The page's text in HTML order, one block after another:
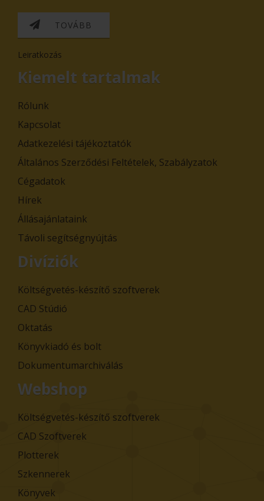
TOVÁBB
Leiratkozás
Kiemelt tartalmak
Rólunk
Kapcsolat
Adatkezelési tájékoztatók
Általános Szerződési Feltételek, Szabályzatok
Cégadatok
Hírek
Állásajánlataink
Távoli segítségnyújtás
Divíziók
Költségvetés-készítő szoftverek
CAD Stúdió
Oktatás
Könyvkiadó és bolt
Dokumentumarchiválás
Webshop
Költségvetés-készítő szoftverek
CAD Szoftverek
Plotterek
Szkennerek
Könyvek